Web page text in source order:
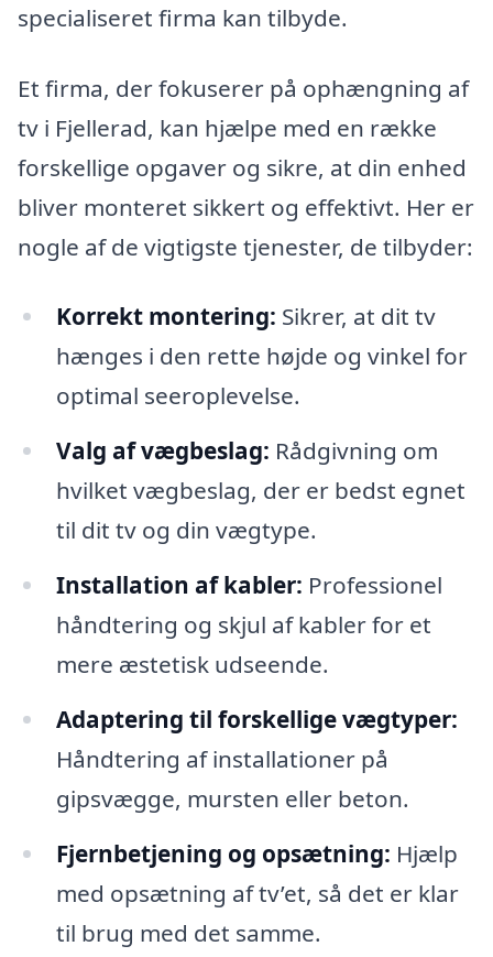
specialiseret firma kan tilbyde.
Et firma, der fokuserer på ophængning af
tv i Fjellerad, kan hjælpe med en række
forskellige opgaver og sikre, at din enhed
bliver monteret sikkert og effektivt. Her er
nogle af de vigtigste tjenester, de tilbyder:
Korrekt montering: Sikrer, at dit tv
hænges i den rette højde og vinkel for
optimal seeroplevelse.
Valg af vægbeslag: Rådgivning om
hvilket vægbeslag, der er bedst egnet
til dit tv og din vægtype.
Installation af kabler: Professionel
håndtering og skjul af kabler for et
mere æstetisk udseende.
Adaptering til forskellige vægtyper:
Håndtering af installationer på
gipsvægge, mursten eller beton.
Fjernbetjening og opsætning: Hjælp
med opsætning af tv’et, så det er klar
til brug med det samme.